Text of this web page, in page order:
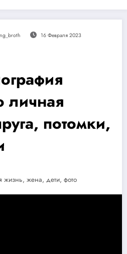
16 Февраля 2023
личная
потомки,